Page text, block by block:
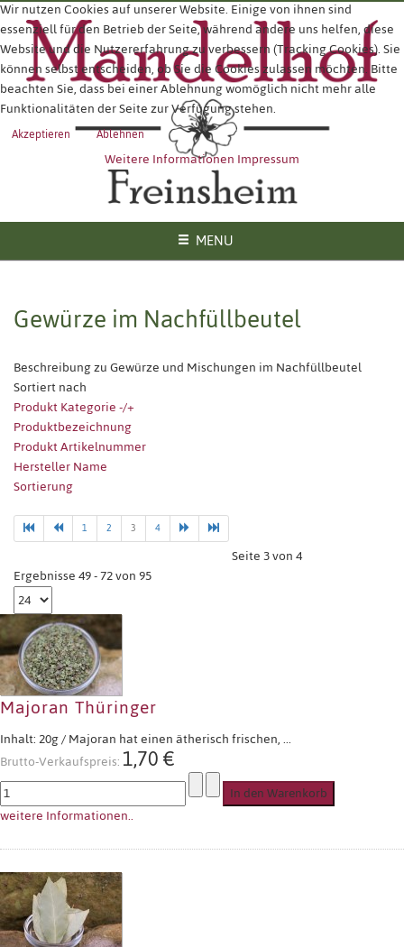
MENU
Gewürze im Nachfüllbeutel
Beschreibung zu Gewürze und Mischungen im Nachfüllbeutel
Sortiert nach
Produkt Kategorie -/+
Produktbezeichnung
Produkt Artikelnummer
Hersteller Name
Sortierung
1 2 3 4
Seite 3 von 4
Ergebnisse 49 - 72 von 95
Majoran Thüringer
Inhalt: 20g / Majoran hat einen ätherisch frischen, ...
Brutto-Verkaufspreis:1,70 €
weitere Informationen..
Wir nutzen Cookies auf unserer Website. Einige von ihnen sind
essenziell für den Betrieb der Seite, während andere uns helfen, diese
Website und die Nutzererfahrung zu verbessern (Tracking Cookies). Sie
können selbst entscheiden, ob Sie die Cookies zulassen möchten. Bitte
beachten Sie, dass bei einer Ablehnung womöglich nicht mehr alle
Funktionalitäten der Seite zur Verfügung stehen.
Akzeptieren Ablehnen
Weitere InformationenImpressum